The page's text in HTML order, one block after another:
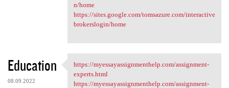
n/home
https://sites.google.com/tomsazure.com/interactive
brokerslogin/home
Education
08.09.2022
https://myessayassignmenthelp
https://myessayassignmenthelp.com/assignment-
experts.html
https://myessayassignmenthelp.com/assignment-